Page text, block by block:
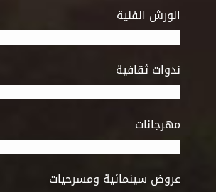
الورش الفنية
ندوات ثقافية
مهرجانات
عروض سينمائية ومسرحيات